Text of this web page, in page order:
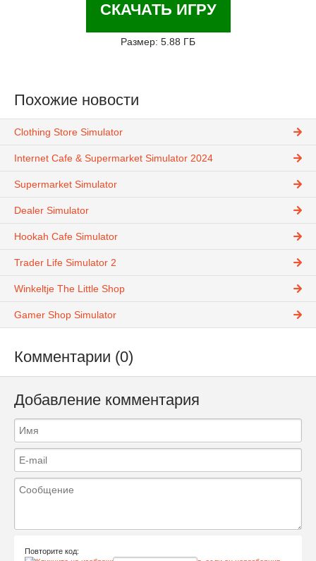
СКАЧАТЬ ИГРУ
Размер: 5.88 ГБ
Похожие новости
Clothing Store Simulator
Internet Cafe & Supermarket Simulator 2024
Supermarket Simulator
Dealer Simulator
Hookah Cafe Simulator
Trader Life Simulator 2
Winkeltje The Little Shop
Gamer Shop Simulator
Комментарии (0)
Добавление комментария
Повторите код: